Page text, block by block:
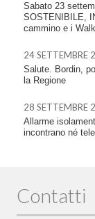
Sabato 23
SOSTENIBILE,
cammino e i
24 SETTEMBRE
Salute. Bordin,
la Regione
28 SETTEMBRE
Allarme
incontrano né
Contatti